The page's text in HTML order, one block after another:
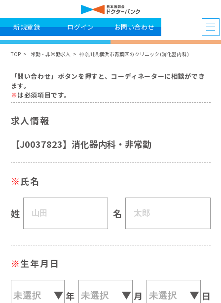
新規登録 ログイン お問い合わせ
TOP 常勤・非常勤求人 神奈川県横浜市青葉区のクリニック(消化器内科)
「問い合わせ」ボタンを押すと、コーディネーターに相談ができ
ます。
※は必須項目です。
求人情報
【J0037823】消化器内科・非常勤
※氏名
姓 名
※生年月日
年 月 日